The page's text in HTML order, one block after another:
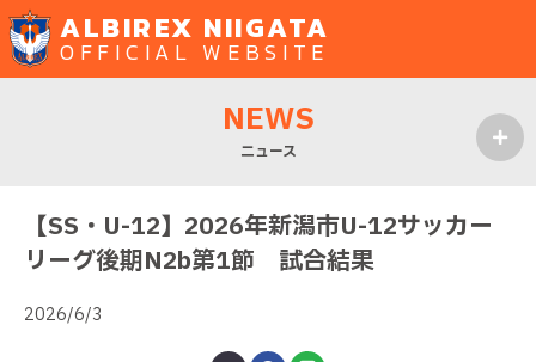
ALBIREX NIIGATA
OFFICIAL WEBSITE
NEWS
ニュース
【SS・U-12】2026年新潟市U-12サッカー
リーグ後期N2b第1節 試合結果
2026/6/3